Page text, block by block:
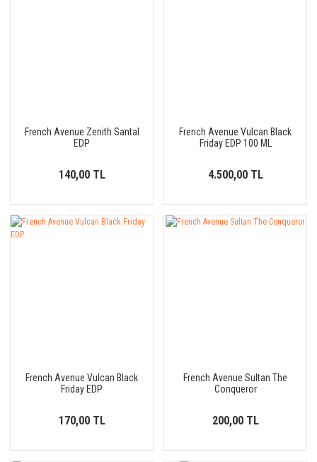
French Avenue Zenith Santal
EDP
140,00 TL
French Avenue Vulcan Black
Friday EDP 100 ML
4.500,00 TL
French Avenue Vulcan Black
Friday EDP
170,00 TL
French Avenue Sultan The
Conqueror
200,00 TL